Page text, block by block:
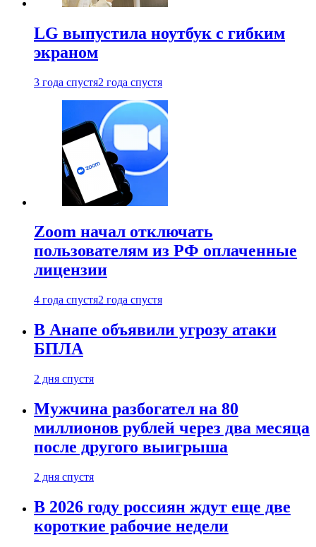
LG выпустила ноутбук с гибким
экраном
3 года спустя2 года спустя
Zoom начал отключать
пользователям из РФ оплаченные
лицензии
4 года спустя2 года спустя
В Анапе объявили угрозу атаки
БПЛА
2 дня спустя
Мужчина разбогател на 80
миллионов рублей через два месяца
после другого выигрыша
2 дня спустя
В 2026 году россиян ждут еще две
короткие рабочие недели